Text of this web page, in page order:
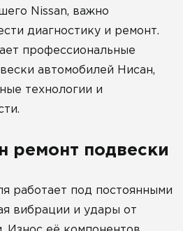
Nissan, важно
диагностику и ремонт.
профессиональные
автомобилей Нисан,
технологии и
ремонт подвески
работает под постоянными
вибрации и удары от